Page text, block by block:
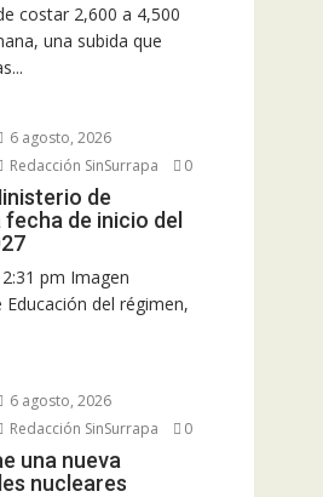
costar 2,600 a 4,500
una subida que
6 agosto, 2026
Redacción SinSurrapa
0
de
de inicio del
pm Imagen
del régimen,
6 agosto, 2026
Redacción SinSurrapa
0
una nueva
nucleares